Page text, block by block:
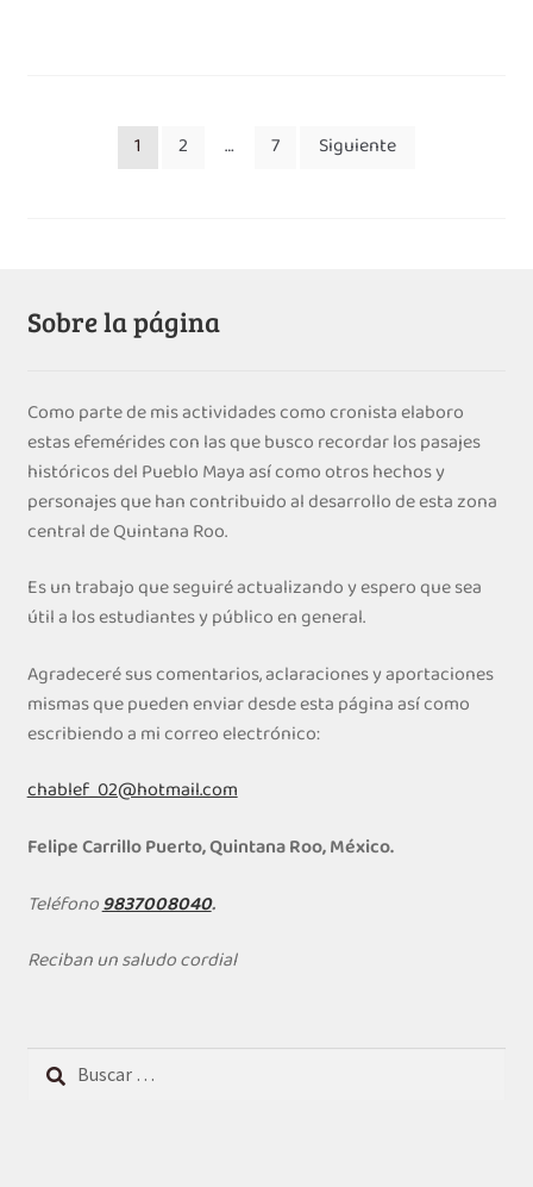
Paginación
1 2 … 7 Siguiente
Sobre la página
Como parte de mis actividades como cronista elaboro
estas efemérides con las que busco recordar los pasajes
históricos del Pueblo Maya así como otros hechos y
personajes que han contribuido al desarrollo de esta zona
central de Quintana Roo.
Es un trabajo que seguiré actualizando y espero que sea
útil a los estudiantes y público en general.
Agradeceré sus comentarios, aclaraciones y aportaciones
mismas que pueden enviar desde esta página así como
escribiendo a mi correo electrónico:
chablef_02@hotmail.com
Felipe Carrillo Puerto, Quintana Roo, México.
Teléfono9837008040.
Reciban un saludo cordial
Buscar: